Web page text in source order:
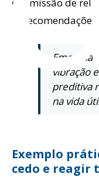
vibração
preditiva
na vida
Exemplo
cedo e reagir